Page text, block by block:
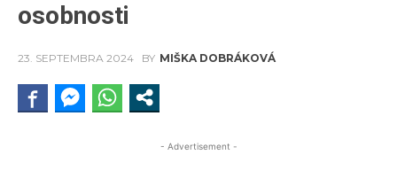
osobnosti
23. SEPTEMBRA 2024 BY MIŠKA DOBRÁKOVÁ
- Advertisement -